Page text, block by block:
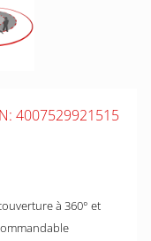
4007529921515
à 360° et